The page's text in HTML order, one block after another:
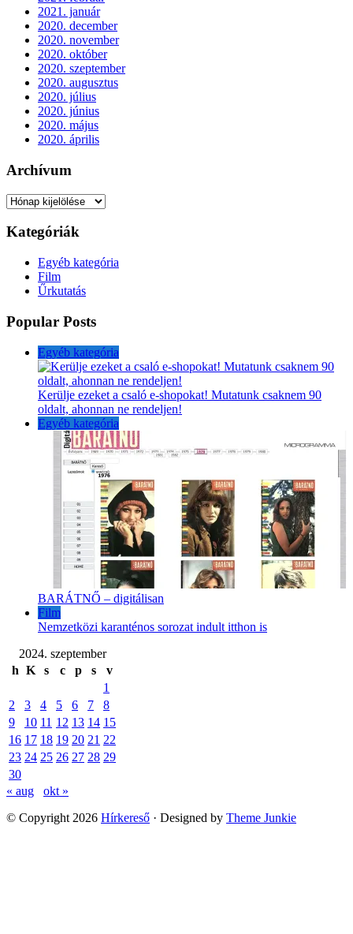
2021. január
2020. december
2020. november
2020. október
2020. szeptember
2020. augusztus
2020. július
2020. június
2020. május
2020. április
Archívum
Archívum
Kategóriák
Egyéb kategória
Film
Űrkutatás
Popular Posts
Egyéb kategória
Kerülje ezeket a csaló e-shopokat! Mutatunk csaknem 90
oldalt, ahonnan ne rendeljen!
Egyéb kategória
BARÁTNŐ – digitálisan
Film
Nemzetközi karanténos sorozat indult itthon is
2024. szeptember
h K s c p s
v
1
2
3 4 5 6 7
8
9
10 11 12 13 14 15
16 17 18 19 20 21 22
23 24 25 26 27 28 29
30
« aug
okt »
© Copyright 2026 Hírkereső · Designed by Theme Junkie